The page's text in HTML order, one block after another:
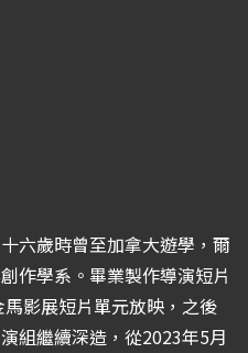
六歲時曾至加拿大遊學，爾
作學系。畢業製作導演短片
馬影展短片單元放映，之後
組繼續深造，從2023年5月